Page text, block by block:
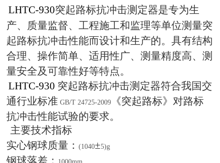
LHTC-930突起路标抗冲击测定器是专为生
产、质量监督、工程施工和监理等单位测量突
起路标抗冲击性能而设计和生产的。具有结构
合理、操作简单、适用性广、测量精度高、测
量安全及可靠性好等特点。
LHTC-930 突起路标抗冲击测定器符合我国交
通行业标准 GB/T 24725-2009
《突起路标》对路标
抗冲击性能试验的要求。
主要技术指标
实心钢球质量：(1040±5)g
钢球落差：